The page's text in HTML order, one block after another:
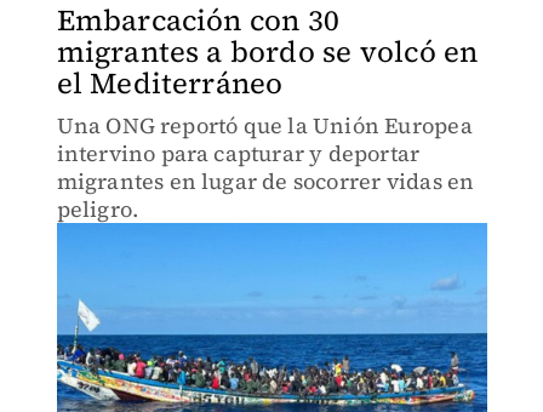
Embarcación con 30
migrantes a bordo se volcó en
el Mediterráneo
Una ONG reportó que la Unión Europea
intervino para capturar y deportar
migrantes en lugar de socorrer vidas en
peligro.